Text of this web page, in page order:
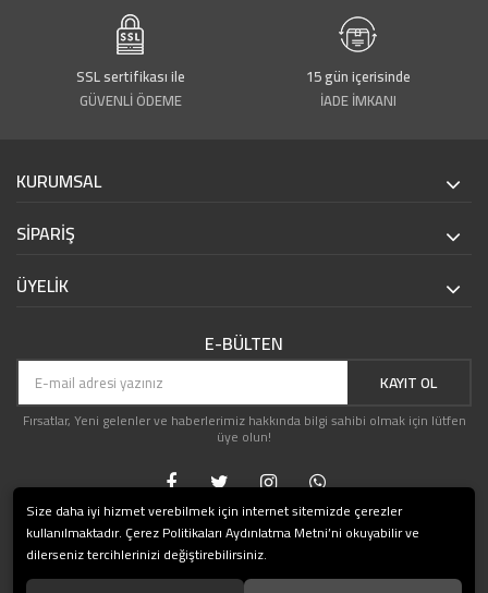
SSL sertifikası ile
GÜVENLİ ÖDEME
15 gün içerisinde
İADE İMKANI
KURUMSAL
SİPARİŞ
ÜYELİK
E-BÜLTEN
KAYIT OL
Fırsatlar, Yeni gelenler ve haberlerimiz hakkında bilgi sahibi olmak için lütfen
üye olun!
Size daha iyi hizmet verebilmek için internet sitemizde çerezler
kullanılmaktadır. Çerez Politikaları Aydınlatma Metni’ni okuyabilir ve
dilerseniz tercihlerinizi değiştirebilirsiniz.